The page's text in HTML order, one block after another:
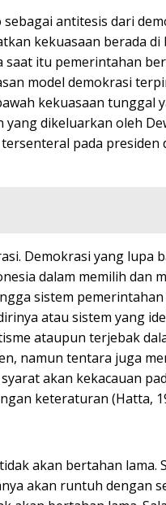
antitesis dari
kekuasaan berada
itu pemerintahan
model demokrasi
kekuasaan
dikeluarkan oleh
pada
Demokrasi yang lupa
dalam memilih
sistem
atau sistem yang
ataupun terjebak
namun tentara juga
akan kekacauan
keteraturan (Hatta,
akan bertahan
akan runtuh